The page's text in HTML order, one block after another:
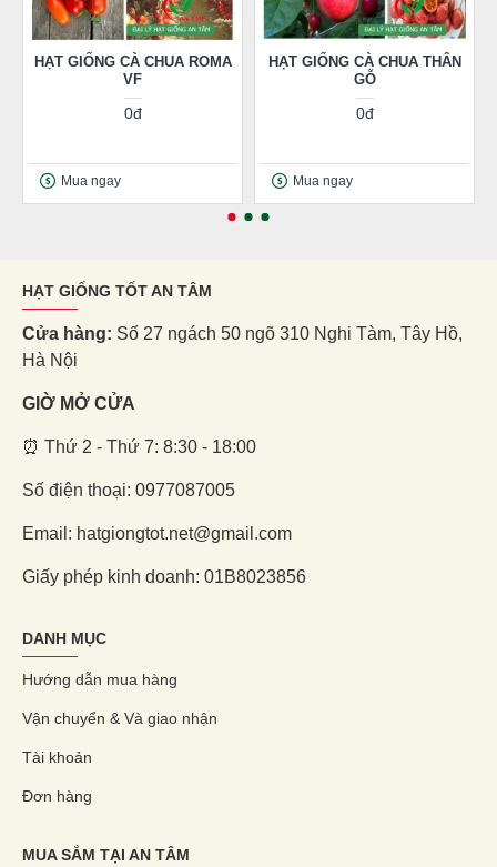
HẠT GIỐNG CÀ CHUA ROMA
VF
0đ
Mua ngay
HẠT GIỐNG CÀ CHUA THÂN
GỖ
0đ
Mua ngay
HẠT GIỐNG TỐT AN TÂM
Cửa hàng: Số 27 ngách 50 ngõ 310 Nghi Tàm, Tây Hồ,
Hà Nội
GIỜ MỞ CỬA
⏰ Thứ 2 - Thứ 7: 8:30 - 18:00
Số điện thoại: 0977087005
Email: hatgiongtot.net@gmail.com
Giấy phép kinh doanh: 01B8023856
DANH MỤC
Hướng dẫn mua hàng
Vận chuyển & Và giao nhận
Tài khoản
Đơn hàng
MUA SẮM TẠI AN TÂM